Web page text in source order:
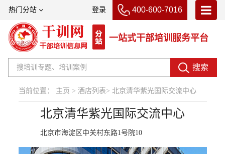
首页
高校培训
名师名家
课程分类
热门分站 登录 400-600-7016
一站式干部培训服务平台
搜索
当前位置： 主页 > 酒店列表> 北京清华紫光国际交流中心
北京清华紫光国际交流中心
北京市海淀区中关村东路1号院10